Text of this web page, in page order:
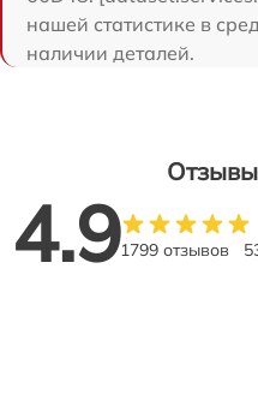
нашей статистике в
наличии деталей.
4.91799 отзывов